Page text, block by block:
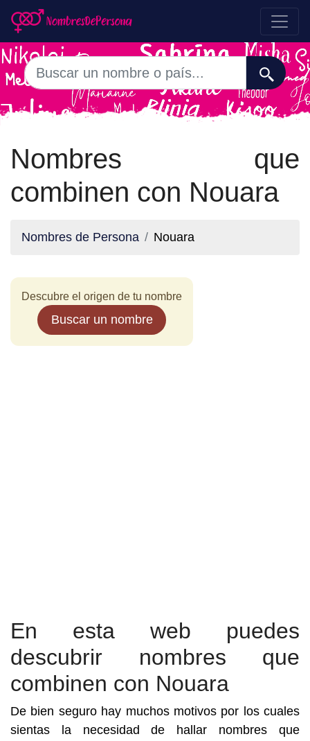
Nombres que
combinen con Nouara
Nombres de Persona Nouara
Descubre el origen de tu nombre
Buscar un nombre
En esta web puedes
descubrir nombres que
combinen con Nouara
De bien seguro hay muchos motivos por los cuales
sientas la necesidad de hallar nombres que